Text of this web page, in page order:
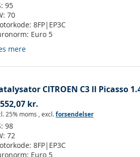
95
70
8FP|EP3C
Euro 5
mere
CITROEN C3 II Picasso
kr.
25% moms ,excl.forsendelser
98
72
8FP|EP3C
Euro 5